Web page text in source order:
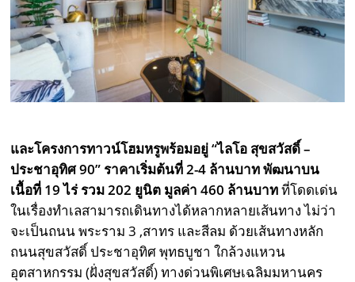
และโครงการทาวน์โฮมหรูพร้อมอยู่ “ไลโอ สุขสวัสดิ์ –
ประชาอุทิศ90” ราคาเริ่มต้นที่ 2-4 ล้านบาท พัฒนาบน
เนื้อที่ 19 ไร่ รวม 202 ยูนิต มูลค่า 460 ล้านบาทที่โดดเด่น
ในเรื่องทำเลสามารถเดินทางได้หลากหลายเส้นทาง ไม่ว่า
จะเป็นถนน พระราม 3 ,สาทร และสีลม ด้วยเส้นทางหลัก
ถนนสุขสวัสดิ์ ประชาอุทิศ พุทธบูชา ใกล้วงแหวน
อุตสาหกรรม (ฝั่งสุขสวัสดิ์) ทางด่วนพิเศษเฉลิมมหานคร